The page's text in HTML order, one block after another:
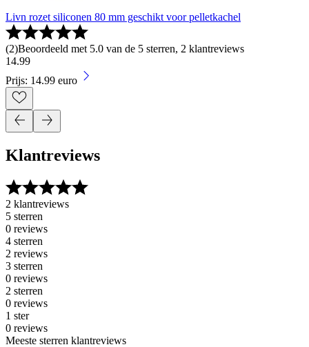
Livn rozet siliconen 80 mm geschikt voor pelletkachel
(2)Beoordeeld met 5.0 van de 5 sterren, 2 klantreviews
14.99
Prijs: 14.99 euro
Klantreviews
2 klantreviews
5 sterren
0 reviews
4 sterren
2 reviews
3 sterren
0 reviews
2 sterren
0 reviews
1 ster
0 reviews
Meeste sterren klantreviews